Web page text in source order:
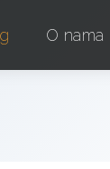
O nama